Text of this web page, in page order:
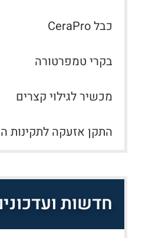
כבל CeraPro
בקרי טמפרטורה
מכשיר לגילוי קצרים
התקן אזעקה לתקינות
חדשות